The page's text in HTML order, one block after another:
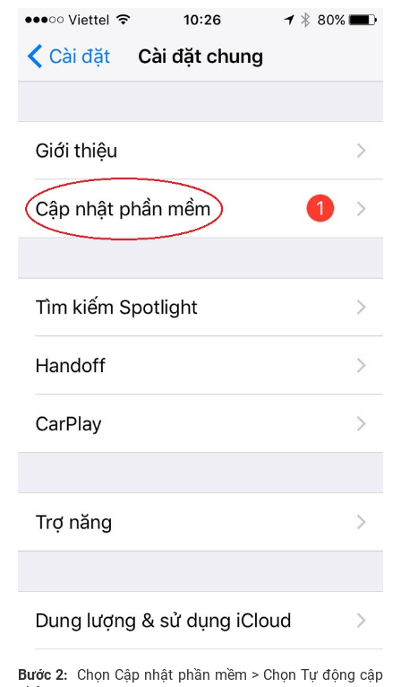
Bước 2: Chọn Cập nhật phần mềm > Chọn Tự động cập